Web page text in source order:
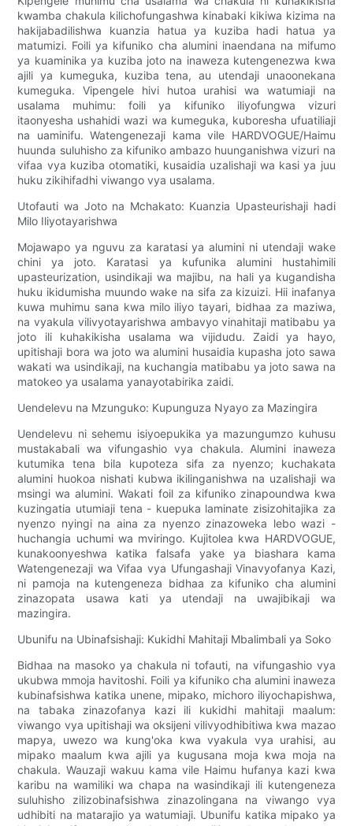
kwamba chakula kilichofungashwa kinabaki kikiwa kizima na
hakijabadilishwa kuanzia hatua ya kuziba hadi hatua ya
matumizi. Foili ya kifuniko cha alumini inaendana na mifumo
ya kuaminika ya kuziba joto na inaweza kutengenezwa kwa
ajili ya kumeguka, kuziba tena, au utendaji unaoonekana
kumeguka. Vipengele hivi hutoa urahisi wa watumiaji na
usalama muhimu: foili ya kifuniko iliyofungwa vizuri
itaonyesha ushahidi wazi wa kumeguka, kuboresha ufuatiliaji
na uaminifu. Watengenezaji kama vile HARDVOGUE/Haimu
huunda suluhisho za kifuniko ambazo huunganishwa vizuri na
vifaa vya kuziba otomatiki, kusaidia uzalishaji wa kasi ya juu
huku zikihifadhi viwango vya usalama.
Utofauti wa Joto na Mchakato: Kuanzia Upasteurishaji hadi
Milo Iliyotayarishwa
Mojawapo ya nguvu za karatasi ya alumini ni utendaji wake
chini ya joto. Karatasi ya kufunika alumini hustahimili
upasteurization, usindikaji wa majibu, na hali ya kugandisha
huku ikidumisha muundo wake na sifa za kizuizi. Hii inafanya
kuwa muhimu sana kwa milo iliyo tayari, bidhaa za maziwa,
na vyakula vilivyotayarishwa ambavyo vinahitaji matibabu ya
joto ili kuhakikisha usalama wa vijidudu. Zaidi ya hayo,
upitishaji bora wa joto wa alumini husaidia kupasha joto sawa
wakati wa usindikaji, na kuchangia matibabu ya joto sawa na
matokeo ya usalama yanayotabirika zaidi.
Uendelevu na Mzunguko: Kupunguza Nyayo za Mazingira
Uendelevu ni sehemu isiyoepukika ya mazungumzo kuhusu
mustakabali wa vifungashio vya chakula. Alumini inaweza
kutumika tena bila kupoteza sifa za nyenzo; kuchakata
alumini huokoa nishati kubwa ikilinganishwa na uzalishaji wa
msingi wa alumini. Wakati foil za kifuniko zinapoundwa kwa
kuzingatia utumiaji tena - kuepuka laminate zisizohitajika za
nyenzo nyingi na aina za nyenzo zinazoweka lebo wazi -
huchangia uchumi wa mviringo. Kujitolea kwa HARDVOGUE,
kunakoonyeshwa katika falsafa yake ya biashara kama
Watengenezaji wa Vifaa vya Ufungashaji Vinavyofanya Kazi,
ni pamoja na kutengeneza bidhaa za kifuniko cha alumini
zinazopata usawa kati ya utendaji na uwajibikaji wa
mazingira.
Ubunifu na Ubinafsishaji: Kukidhi Mahitaji Mbalimbali ya Soko
Bidhaa na masoko ya chakula ni tofauti, na vifungashio vya
ukubwa mmoja havitoshi. Foili ya kifuniko cha alumini inaweza
kubinafsishwa katika unene, mipako, michoro iliyochapishwa,
na tabaka zinazofanya kazi ili kukidhi mahitaji maalum:
viwango vya upitishaji wa oksijeni vilivyodhibitiwa kwa mazao
mapya, uwezo wa kung'oka kwa vyakula vya urahisi, au
mipako maalum kwa ajili ya kugusana moja kwa moja na
chakula. Wauzaji wakuu kama vile Haimu hufanya kazi kwa
karibu na wamiliki wa chapa na wasindikaji ili kutengeneza
suluhisho zilizobinafsishwa zinazolingana na viwango vya
udhibiti na matarajio ya watumiaji. Ubunifu katika mipako ya